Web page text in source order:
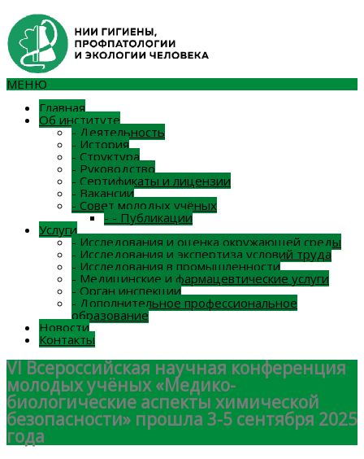
МЕНЮ
Главная
Об институте
- Деятельность
- История
- Структура
- Руководство
- Сертификаты и лицензии
- Вакансии
- Совет молодых учёных
- - Публикации
Услуги
- Исследования и оценка окружающей среды
- Исследования и экспертиза условий труда
- Исследования в промышленности
- Медицинские и фармацевтические услуги
- Орган инспекции
- Дополнительное профессиональное
образование
Новости
Контакты
VI Всероссийская научная конференция
молодых учёных «Медико-
биологические аспекты химической
безопасности» прошла 3-5 сентября 2025
года